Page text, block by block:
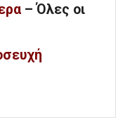
– Όλες οι